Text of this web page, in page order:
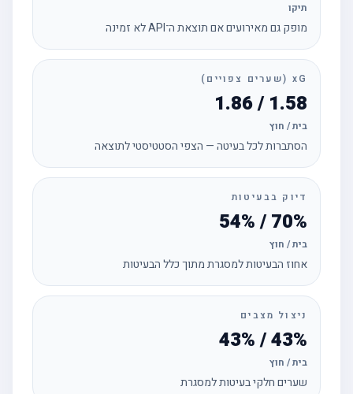
תיקו
מופק גם מאירועים אם תוצאת ה־API לא זמינה
xG (שערים צפויים)
1.58 / 1.86
בית / חוץ
הסתברות לכל בעיטה — הצפי הסטטיסטי לתוצאה
דיוק בבעיטות
70% / 54%
בית / חוץ
אחוז הבעיטות למסגרת מתוך כלל הבעיטות
ניצול מצבים
43% / 43%
בית / חוץ
שערים חלקי בעיטות למסגרת